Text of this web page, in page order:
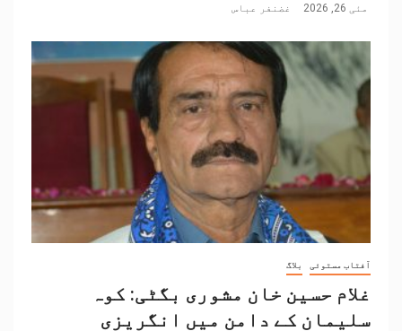
مئی 26, 2026 غضنفر عباس
آفتاب مستوئی بلاگ
غلام حسین خان مشوری بگٹی: کوہ
سلیمان کے دامن میں انگریزی